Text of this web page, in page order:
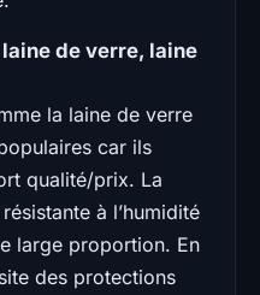
de verre, laine
la laine de verre
car ils
qualité/prix. La
à l’humidité
large proportion. En
des protections